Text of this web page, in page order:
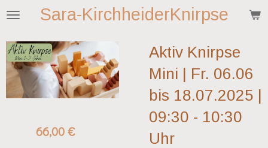
Zum
springen
Sara-KirchheiderKnirpse
Aktiv Knirpse
Mini | Fr. 06.06
bis 18.07.2025 |
09:30 - 10:30
Uhr
66,00 €